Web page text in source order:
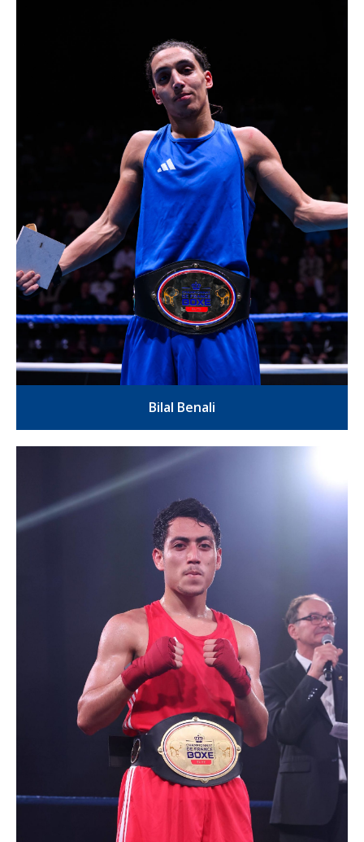
Bilal Benali